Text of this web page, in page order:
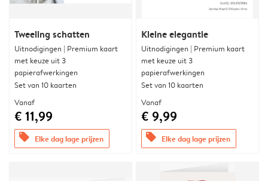
Tweeling schatten
Uitnodigingen | Premium kaart
met keuze uit 3
papierafwerkingen
Set van 10 kaarten
Vanaf
€ 11,99
offers Elke dag lage prijzen
Kleine elegantie
Uitnodigingen | Premium kaart
met keuze uit 3
papierafwerkingen
Set van 10 kaarten
Vanaf
€ 9,99
offers Elke dag lage prijzen